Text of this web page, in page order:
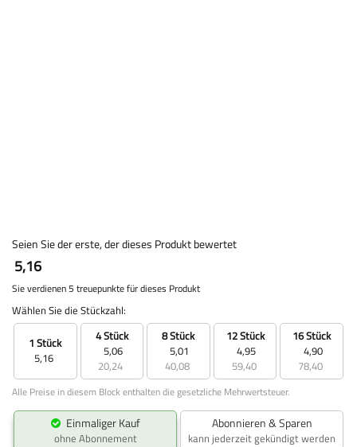
Seien Sie der erste, der dieses Produkt bewertet
5,16
Sie verdienen 5 treuepunkte für dieses Produkt
Wählen Sie die Stückzahl:
1 Stück
5,16
4 Stück
5,06
20,24
8 Stück
5,01
40,08
12 Stück
4,95
59,40
16 Stück
4,90
78,40
Alle Preise in diesem Block enthalten die gesetzliche Mehrwertsteuer.
Einmaliger Kauf
ohne Abonnement
Abonnieren & Sparen
kann jederzeit gekündigt werden